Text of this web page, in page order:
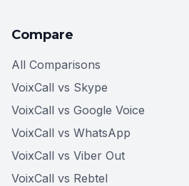
Compare
All Comparisons
VoixCall vs Skype
VoixCall vs Google Voice
VoixCall vs WhatsApp
VoixCall vs Viber Out
VoixCall vs Rebtel